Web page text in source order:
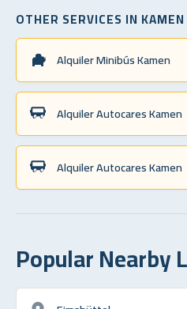
OTHER SERVICES IN KAMEN
Alquiler Minibús Kamen
Alquiler Autocares Kamen
Alquiler Autocares Kamen
Popular Nearby